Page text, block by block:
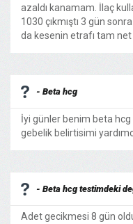
azaldı kanamam. İlaç
1030 çıkmıştı 3 gün
da kesenin etrafı tam net
- Beta hcg
İyi günler benim beta hcg
gebelik belirtisimi
- Beta hcg testimdeki
Adet gecikmesi 8 gün